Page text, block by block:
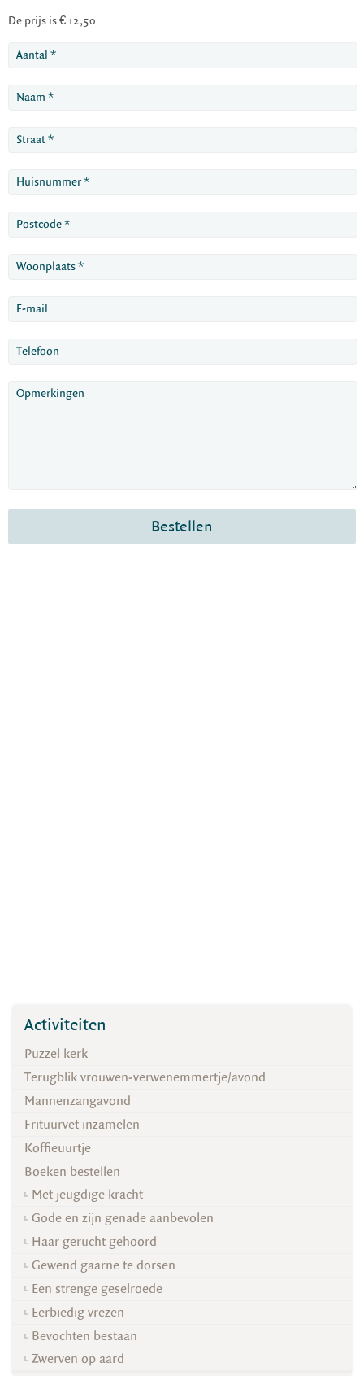
De prijs is € 12,50
Bestellen
Activiteiten
Puzzel kerk
Terugblik vrouwen-verwenemmertje/avond
Mannenzangavond
Frituurvet inzamelen
Koffieuurtje
Boeken bestellen
Met jeugdige kracht
Gode en zijn genade aanbevolen
Haar gerucht gehoord
Gewend gaarne te dorsen
Een strenge geselroede
Eerbiedig vrezen
Bevochten bestaan
Zwerven op aard